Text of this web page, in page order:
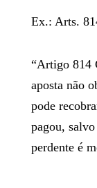
Ex.: Arts.
“Artigo 814
aposta não
pode
pagou,
perdente é